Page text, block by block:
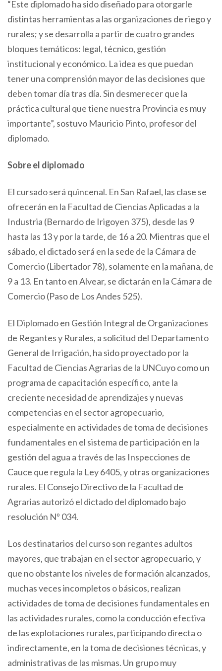
“Este diplomado ha sido diseñado para otorgarle
distintas herramientas a las organizaciones de riego y
rurales; y se desarrolla a partir de cuatro grandes
bloques temáticos: legal, técnico, gestión
institucional y económico. La idea es que puedan
tener una comprensión mayor de las decisiones que
deben tomar día tras día. Sin desmerecer que la
práctica cultural que tiene nuestra Provincia es muy
importante”, sostuvo Mauricio Pinto, profesor del
diplomado.
Sobre el diplomado
El cursado será quincenal. En San Rafael, las clase se
ofrecerán en la Facultad de Ciencias Aplicadas a la
Industria (Bernardo de Irigoyen 375), desde las 9
hasta las 13 y por la tarde, de 16 a 20. Mientras que el
sábado, el dictado será en la sede de la Cámara de
Comercio (Libertador 78), solamente en la mañana, de
9 a 13. En tanto en Alvear, se dictarán en la Cámara de
Comercio (Paso de Los Andes 525).
El Diplomado en Gestión Integral de Organizaciones
de Regantes y Rurales, a solicitud del Departamento
General de Irrigación, ha sido proyectado por la
Facultad de Ciencias Agrarias de la UNCuyo como un
programa de capacitación específico, ante la
creciente necesidad de aprendizajes y nuevas
competencias en el sector agropecuario,
especialmente en actividades de toma de decisiones
fundamentales en el sistema de participación en la
gestión del agua a través de las Inspecciones de
Cauce que regula la Ley 6405, y otras organizaciones
rurales. El Consejo Directivo de la Facultad de
Agrarias autorizó el dictado del diplomado bajo
resolución Nº 034.
Los destinatarios del curso son regantes adultos
mayores, que trabajan en el sector agropecuario, y
que no obstante los niveles de formación alcanzados,
muchas veces incompletos o básicos, realizan
actividades de toma de decisiones fundamentales en
las actividades rurales, como la conducción efectiva
de las explotaciones rurales, participando directa o
indirectamente, en la toma de decisiones técnicas, y
administrativas de las mismas. Un grupo muy